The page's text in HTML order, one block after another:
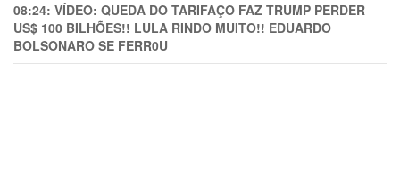
08:24: VÍDEO: QUEDA DO TARIFAÇO FAZ TRUMP PERDER
US$ 100 BILHÕES!! LULA RINDO MUITO!! EDUARDO
BOLSONARO SE FERR0U